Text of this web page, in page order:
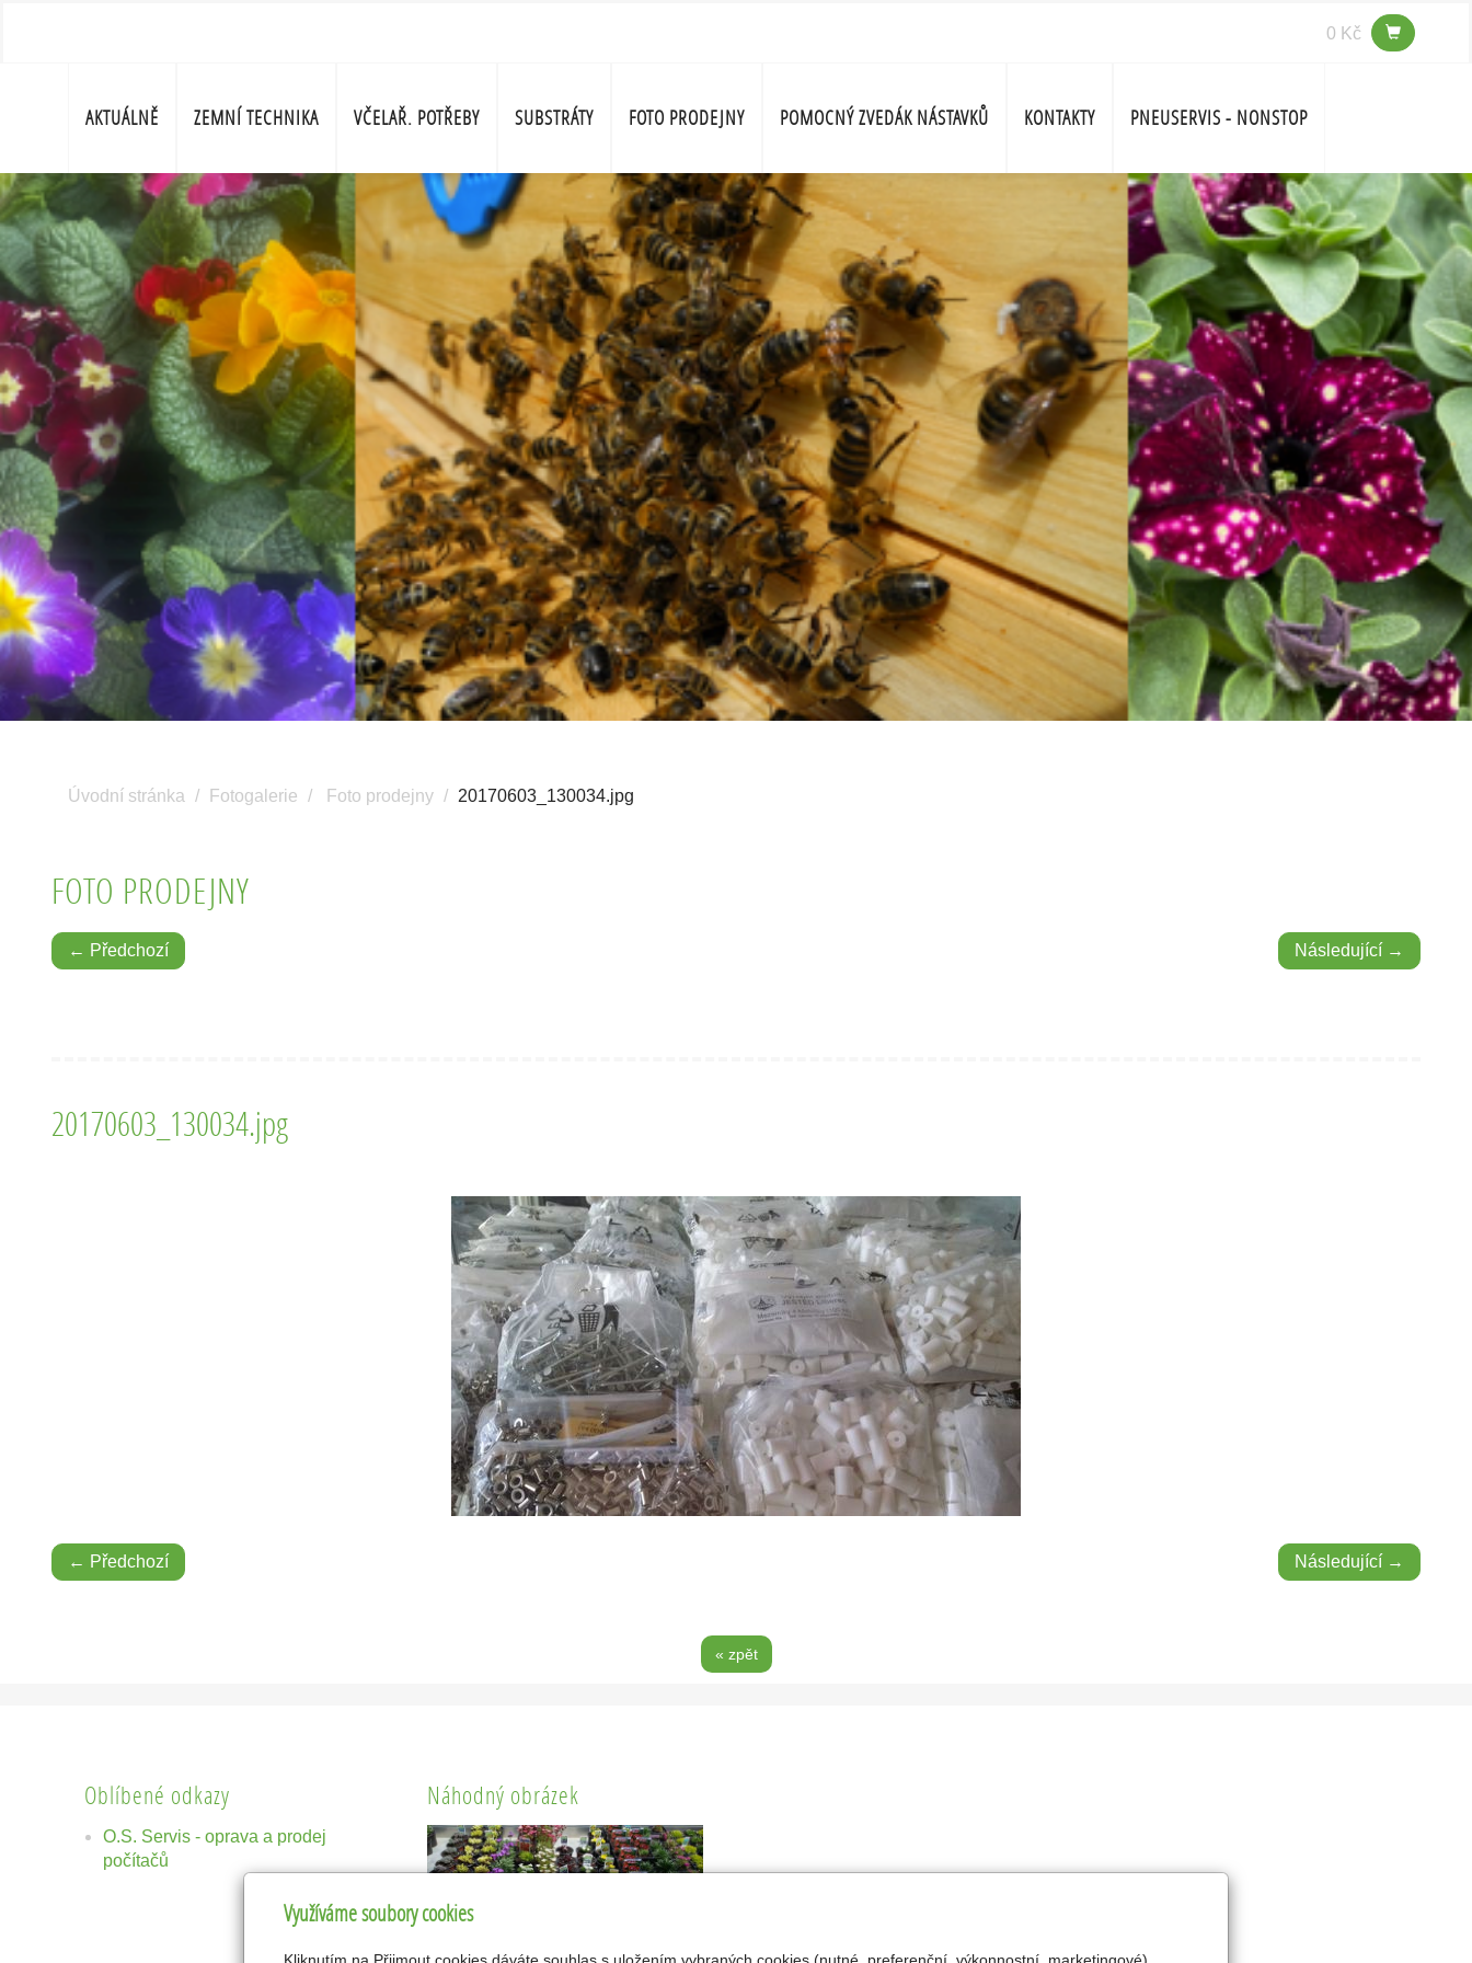
0 Kč
AKTUÁLNĚ ZEMNÍ TECHNIKA VČELAŘ. POTŘEBY SUBSTRÁTY FOTO PRODEJNY POMOCNÝ ZVEDÁK NÁSTAVKŮ KONTAKTY PNEUSERVIS - NONSTOP
Úvodní stránka Fotogalerie Foto prodejny 20170603_130034.jpg
FOTO PRODEJNY
← Předchozí Následující →
20170603_130034.jpg
← Předchozí Následující →
« zpět
Oblíbené odkazy
O.S. Servis - oprava a prodej
počítačů
Náhodný obrázek
Využíváme soubory cookies